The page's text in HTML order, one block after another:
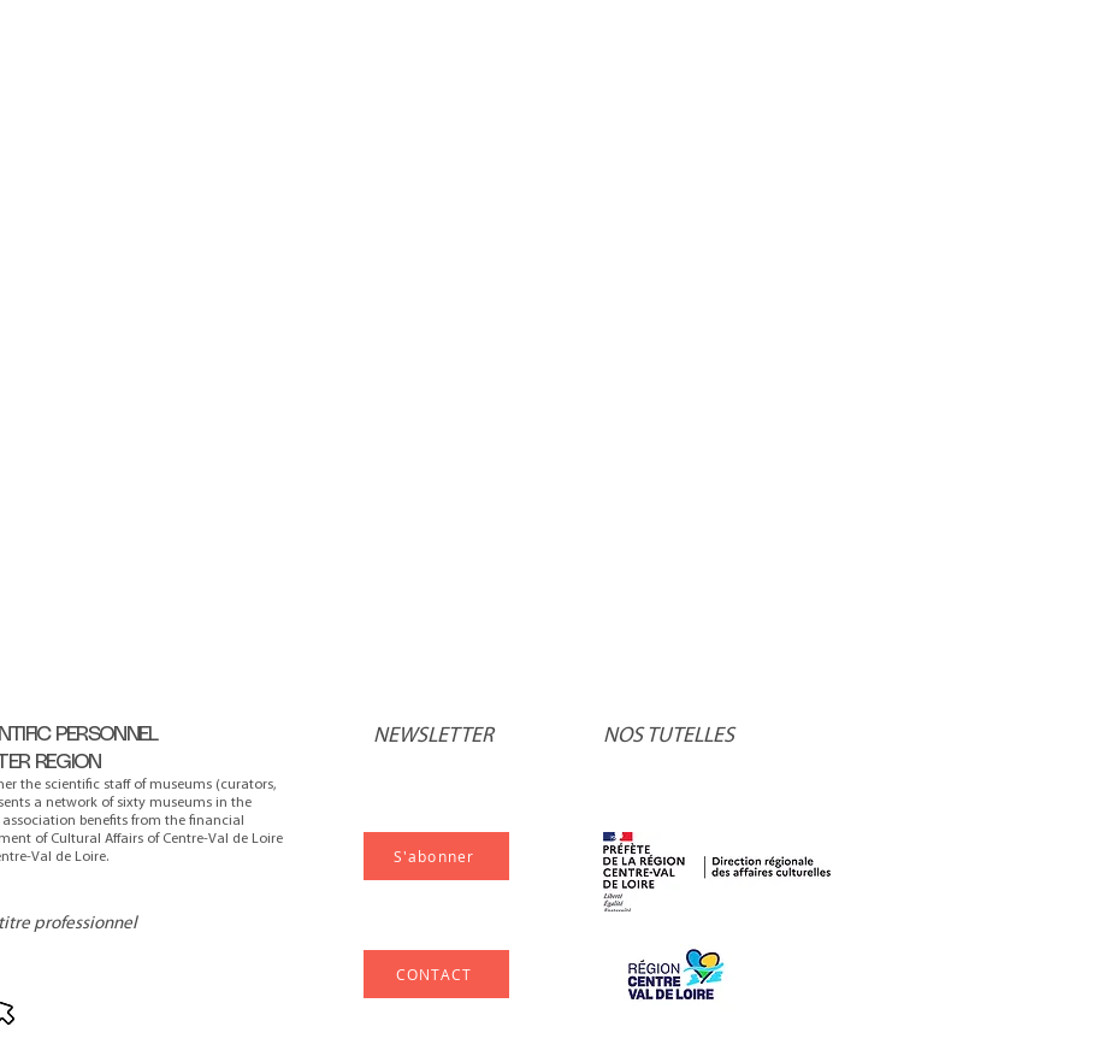
PERSONNEL
REGION
the scientific staff of museums (curators,
a network of sixty museums in the
benefits from the financial
of Cultural Affairs of Centre-Val de Loire
Val de Loire.
NEWSLETTER
S'abonner
professionnel
CONTACT
NOS TUTELLES